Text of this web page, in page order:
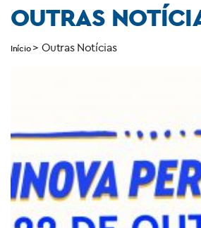
OUTRAS
Início > Outras Notícias